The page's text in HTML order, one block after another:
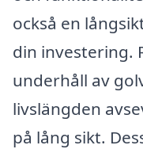
också en
din investering.
underhåll av
livslängden
på lång sikt.